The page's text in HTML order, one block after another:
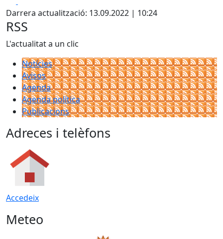
Darrera actualització: 13.09.2022 | 10:24
RSS
L'actualitat a un clic
Notícies
Avisos
Agenda
Agenda política
Publicacions
Adreces i telèfons
Accedeix
Meteo